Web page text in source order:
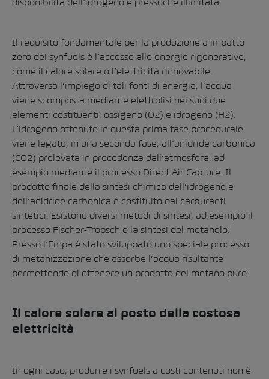
disponibilità dell’idrogeno è pressoché illimitata.
Il requisito fondamentale per la produzione a impatto
zero dei synfuels è l’accesso alle energie rigenerative,
come il calore solare o l’elettricità rinnovabile.
Attraverso l’impiego di tali fonti di energia, l’acqua
viene scomposta mediante elettrolisi nei suoi due
elementi costituenti: ossigeno (O2) e idrogeno (H2).
L’idrogeno ottenuto in questa prima fase procedurale
viene legato, in una seconda fase, all’anidride carbonica
(CO2) prelevata in precedenza dall’atmosfera, ad
esempio mediante il processo Direct Air Capture. Il
prodotto finale della sintesi chimica dell’idrogeno e
dell’anidride carbonica è costituito dai carburanti
sintetici. Esistono diversi metodi di sintesi, ad esempio il
processo Fischer-Tropsch o la sintesi del metanolo.
Presso l’Empa è stato sviluppato uno speciale processo
di metanizzazione che assorbe l’acqua risultante
permettendo di ottenere un prodotto del metano puro.
Il calore solare al posto della costosa
elettricità
In ogni caso, produrre i synfuels a costi contenuti non è